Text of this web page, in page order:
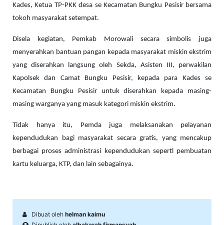
Kades, Ketua TP-PKK desa se Kecamatan Bungku Pesisir bersama
tokoh masyarakat setempat.
Disela kegiatan, Pemkab Morowali secara simbolis juga
menyerahkan bantuan pangan kepada masyarakat miskin ekstrim
yang diserahkan langsung oleh Sekda, Asisten III, perwakilan
Kapolsek dan Camat Bungku Pesisir, kepada para Kades se
Kecamatan Bungku Pesisir untuk diserahkan kepada masing-
masing warganya yang masuk kategori miskin ekstrim.
Tidak hanya itu, Pemda juga melaksanakan pelayanan
kependudukan bagi masyarakat secara gratis, yang mencakup
berbagai proses administrasi kependudukan seperti pembuatan
kartu keluarga, KTP, dan lain sebagainya.
Dibuat oleh helman kaimu